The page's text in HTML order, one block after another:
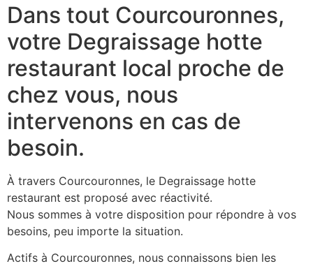
Dans tout Courcouronnes,
votre Degraissage hotte
restaurant local proche de
chez vous, nous
intervenons en cas de
besoin.
À travers Courcouronnes, le Degraissage hotte
restaurant est proposé avec réactivité.
Nous sommes à votre disposition pour répondre à vos
besoins, peu importe la situation.
Actifs à Courcouronnes, nous connaissons bien les